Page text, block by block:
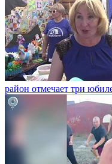
район отмечает три